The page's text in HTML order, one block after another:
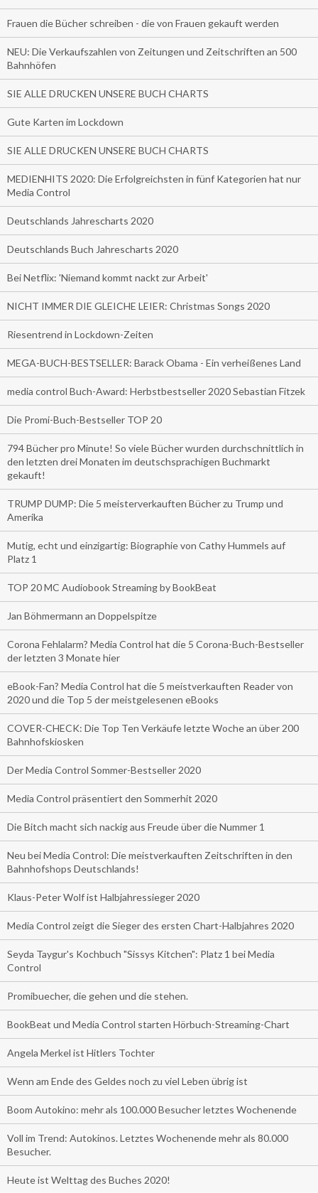
Frauen die Bücher schreiben - die von Frauen gekauft werden
NEU: Die Verkaufszahlen von Zeitungen und Zeitschriften an 500
Bahnhöfen
SIE ALLE DRUCKEN UNSERE BUCH CHARTS
Gute Karten im Lockdown
SIE ALLE DRUCKEN UNSERE BUCH CHARTS
MEDIENHITS 2020: Die Erfolgreichsten in fünf Kategorien hat nur
Media Control
Deutschlands Jahrescharts 2020
Deutschlands Buch Jahrescharts 2020
Bei Netflix: 'Niemand kommt nackt zur Arbeit'
NICHT IMMER DIE GLEICHE LEIER: Christmas Songs 2020
Riesentrend in Lockdown-Zeiten
MEGA-BUCH-BESTSELLER: Barack Obama - Ein verheißenes Land
media control Buch-Award: Herbstbestseller 2020 Sebastian Fitzek
Die Promi-Buch-Bestseller TOP 20
794 Bücher pro Minute! So viele Bücher wurden durchschnittlich in
den letzten drei Monaten im deutschsprachigen Buchmarkt
gekauft!
TRUMP DUMP: Die 5 meisterverkauften Bücher zu Trump und
Amerika
Mutig, echt und einzigartig: Biographie von Cathy Hummels auf
Platz 1
TOP 20 MC Audiobook Streaming by BookBeat
Jan Böhmermann an Doppelspitze
Corona Fehlalarm? Media Control hat die 5 Corona-Buch-Bestseller
der letzten 3 Monate hier
eBook-Fan? Media Control hat die 5 meistverkauften Reader von
2020 und die Top 5 der meistgelesenen eBooks
COVER-CHECK: Die Top Ten Verkäufe letzte Woche an über 200
Bahnhofskiosken
Der Media Control Sommer-Bestseller 2020
Media Control präsentiert den Sommerhit 2020
Die Bitch macht sich nackig aus Freude über die Nummer 1
Neu bei Media Control: Die meistverkauften Zeitschriften in den
Bahnhofshops Deutschlands!
Klaus-Peter Wolf ist Halbjahressieger 2020
Media Control zeigt die Sieger des ersten Chart-Halbjahres 2020
Seyda Taygur's Kochbuch "Sissys Kitchen": Platz 1 bei Media
Control
Promibuecher, die gehen und die stehen.
BookBeat und Media Control starten Hörbuch-Streaming-Chart
Angela Merkel ist Hitlers Tochter
Wenn am Ende des Geldes noch zu viel Leben übrig ist
Boom Autokino: mehr als 100.000 Besucher letztes Wochenende
Voll im Trend: Autokinos. Letztes Wochenende mehr als 80.000
Besucher.
Heute ist Welttag des Buches 2020!